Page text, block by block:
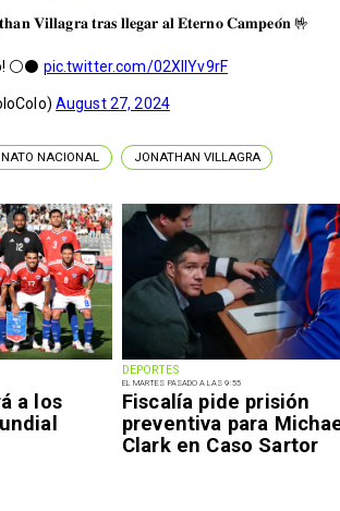
a los
DEPORTES
EL MARTES PASADO A LAS 9:55
Fiscalía pide prisión
preventiva para
Clark en Caso Sartor
𝐕𝐢𝐥𝐥𝐚𝐠𝐫𝐚 𝐭𝐫𝐚𝐬 𝐥𝐥𝐞𝐠𝐚𝐫 𝐚𝐥 𝐄𝐭𝐞𝐫𝐧𝐨 𝐂𝐚𝐦𝐩𝐞𝐨́𝐧 🤟
⚪⚫ pic.twitter.com/02XllYv9rF
August 27, 2024
NACIONAL JONATHAN VILLAGRA